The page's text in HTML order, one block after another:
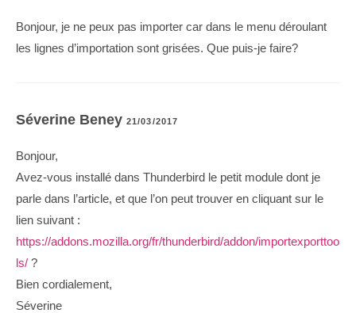
Bonjour, je ne peux pas importer car dans le menu déroulant
les lignes d’importation sont grisées. Que puis-je faire?
Séverine Beney 21/03/2017
Bonjour,
Avez-vous installé dans Thunderbird le petit module dont je
parle dans l’article, et que l’on peut trouver en cliquant sur le
lien suivant :
https://addons.mozilla.org/fr/thunderbird/addon/importexporttoo
ls/ ?
Bien cordialement,
Séverine